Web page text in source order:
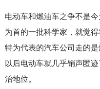
电动车和燃油车之争不是
为首的一批科学家，就觉
特为代表的汽车公司走的
以后电动车就几乎销声匿
治地位。